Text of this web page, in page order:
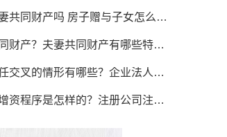
答区
退休职工涨工资最新消息 退休人员涨工资注意事项有哪些？
同财产吗 房子赠与子女怎么收费？
产？夫妻共同财产有哪些特征？
有哪些？企业法人法定代表人登记管理规定是什么？
是怎样的？注册公司注册资本最低多少？